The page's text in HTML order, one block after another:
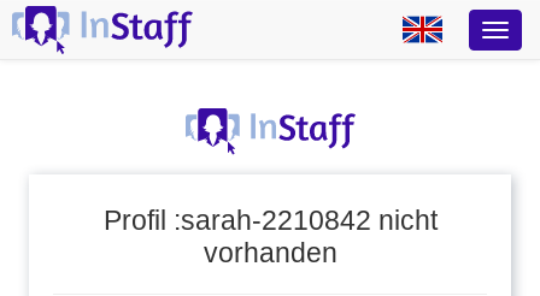
Profil :sarah-2210842 nicht
vorhanden